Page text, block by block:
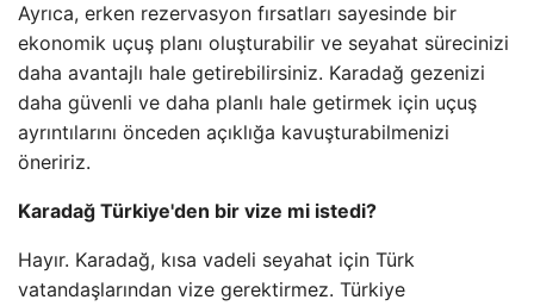
Ayrıca, erken rezervasyon fırsatları sayesinde bir
ekonomik uçuş planı oluşturabilir ve seyahat sürecinizi
daha avantajlı hale getirebilirsiniz. Karadağ gezenizi
daha güvenli ve daha planlı hale getirmek için uçuş
ayrıntılarını önceden açıklığa kavuşturabilmenizi
öneririz.
Karadağ Türkiye'den bir vize mi istedi?
Hayır. Karadağ, kısa vadeli seyahat için Türk
vatandaşlarından vize gerektirmez. Türkiye